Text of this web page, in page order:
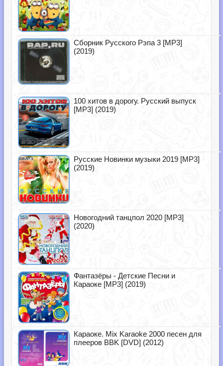
Сборник Русского Рэпа 3 [MP3]
(2019)
100 хитов в дорогу. Русский выпуск
[MP3] (2019)
Русские Новинки музыки 2019 [MP3]
(2019)
Новогодний танцпол 2020 [MP3]
(2020)
Фантазёры - Детские Песни и
Караоке [MP3] (2019)
Караоке. Mix Karaoke 2000 песен для
плееров BBK [DVD] (2012)